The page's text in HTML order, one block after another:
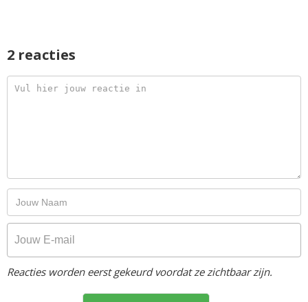
2 reacties
Reacties worden eerst gekeurd voordat ze zichtbaar zijn.